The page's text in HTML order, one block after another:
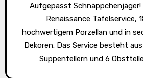
Aufgepasst Schnäppchenjäger! Hol dir jetzt das
Renaissance Tafelservice,
hochwertigem Porzellan und in
Dekoren. Das Service besteht
Suppentellern und 6